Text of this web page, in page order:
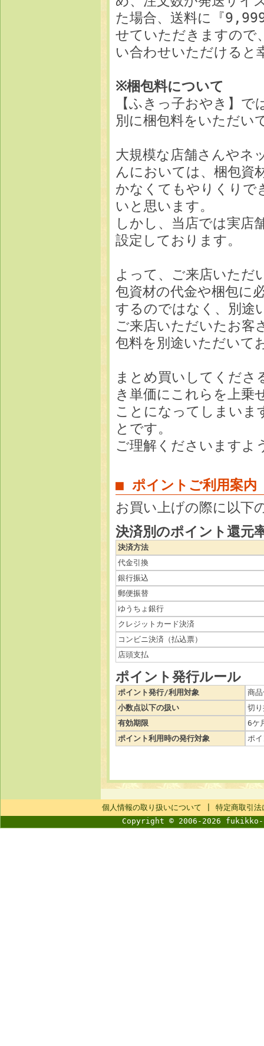
た場合、送料に『
せていただきますので
い合わせいただけると
※梱包料について
【ふきっ子おやき】
別に梱包料をいただい
大規模な店舗さんやネ
んにおいては、梱包資
かなくてもやりくりで
いと思います。
しかし、当店では実店
設定しております。
よって、ご来店いただ
包資材の代金や梱包に
するのではなく、別途
ご来店いただいたお客
包料を別途いただいて
まとめ買いしてくださ
き単価にこれらを上乗
ことになってしまいま
とです。
ご理解くださいますよ
■ ポイントご利用案内
お買い上げの際に以下
決済別のポイント還元
決済方法
代金引換
銀行振込
郵便振替
ゆうちょ銀行
クレジットカード決済
コンビニ決済（払込票）
店頭支払
ポイント発行ルール
ポイント発行/利用対象
商
小数点以下の扱い
切
有効期限
6ケ
ポイント利用時の発行対象
ポ
個人情報の取り扱いについて
特定商取引法
Copyright © 2006-2026